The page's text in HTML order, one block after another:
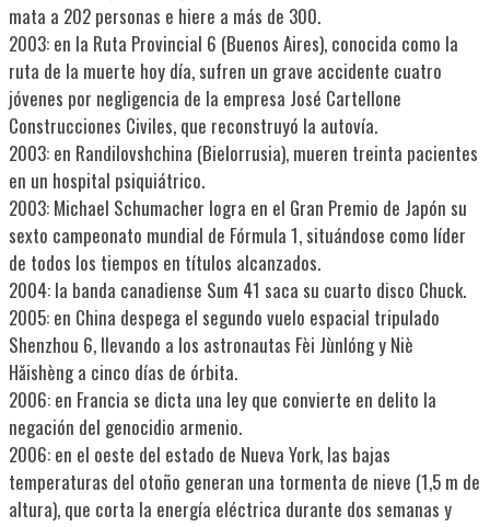
mata a 202 personas e hiere a más de 300.
2003: en la Ruta Provincial 6 (Buenos Aires), conocida como la
ruta de la muerte hoy día, sufren un grave accidente cuatro
jóvenes por negligencia de la empresa José Cartellone
Construcciones Civiles, que reconstruyó la autovía.
2003: en Randilovshchina (Bielorrusia), mueren treinta pacientes
en un hospital psiquiátrico.
2003: Michael Schumacher logra en el Gran Premio de Japón su
sexto campeonato mundial de Fórmula 1, situándose como líder
de todos los tiempos en títulos alcanzados.
2004: la banda canadiense Sum 41 saca su cuarto disco Chuck.
2005: en China despega el segundo vuelo espacial tripulado
Shenzhou 6, llevando a los astronautas Fèi Jùnlóng y Niè
Hǎishèng a cinco días de órbita.
2006: en Francia se dicta una ley que convierte en delito la
negación del genocidio armenio.
2006: en el oeste del estado de Nueva York, las bajas
temperaturas del otoño generan una tormenta de nieve (1,5 m de
altura), que corta la energía eléctrica durante dos semanas y